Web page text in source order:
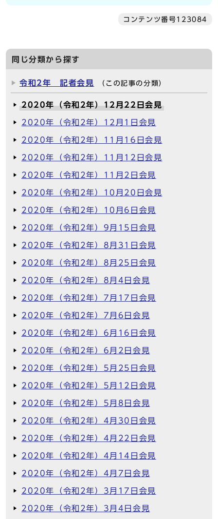
コンテンツ番号123084
同じ分類から探す
令和2年 記者会見 （この記事の分類）
2020年（令和2年）12月22日会見
2020年（令和2年）12月1日会見
2020年（令和2年）11月16日会見
2020年（令和2年）11月12日会見
2020年（令和2年）11月2日会見
2020年（令和2年）10月20日会見
2020年（令和2年）10月6日会見
2020年（令和2年）9月15日会見
2020年（令和2年）8月31日会見
2020年（令和2年）8月25日会見
2020年（令和2年）8月4日会見
2020年（令和2年）7月17日会見
2020年（令和2年）7月6日会見
2020年（令和2年）6月16日会見
2020年（令和2年）6月2日会見
2020年（令和2年）5月25日会見
2020年（令和2年）5月12日会見
2020年（令和2年）5月8日会見
2020年（令和2年）4月30日会見
2020年（令和2年）4月22日会見
2020年（令和2年）4月14日会見
2020年（令和2年）4月7日会見
2020年（令和2年）3月17日会見
2020年（令和2年）3月4日会見